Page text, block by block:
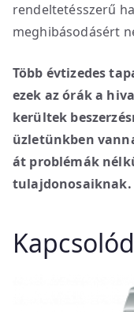
rendeltetésszerű
meghibásodásért
Több évtizedes
ezek az órák a
kerültek
üzletünkben
át problémák
tulajdonosaiknak.